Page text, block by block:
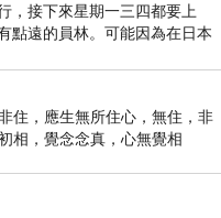
，接下來星期一三四都要上
點遠的員林。可能因為在日本
門上班時，心裡沒有一
住，應生無所住心，無住，非
相，覺念念真，心無覺相